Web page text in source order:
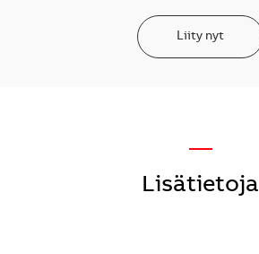
Liity nyt
—
Lisätietoja